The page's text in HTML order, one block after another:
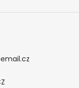
email.cz